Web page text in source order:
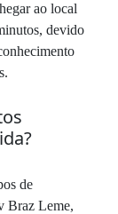
ao local
devido
de
Braz Leme,